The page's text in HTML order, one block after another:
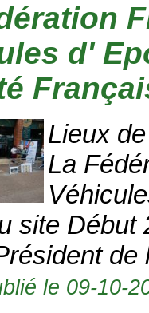
d'
Lieux
La
site Début
de
le 09-10-